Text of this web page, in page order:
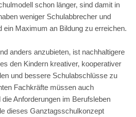
schon länger, sind damit in
weniger Schulabbrecher und
ein Maximum an Bildung zu erreichen.
anders anzubieten, ist nachhaltigere
den Kindern kreativer, kooperativer
und bessere Schulabschlüsse zu
Fachkräfte müssen auch
Anforderungen im Berufsleben
dieses Ganztagsschulkonzept